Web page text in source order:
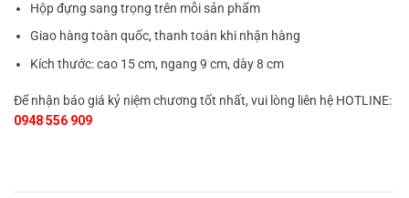
Hộp đựng sang trọng trên mỗi sản phẩm
Giao hàng toàn quốc, thanh toán khi nhận hàng
Kích thước: cao 15 cm, ngang 9 cm, dày 8 cm
Để nhận báo giá kỷ niệm chương tốt nhất, vui lòng liên hệ HOTLINE:
0948 556 909